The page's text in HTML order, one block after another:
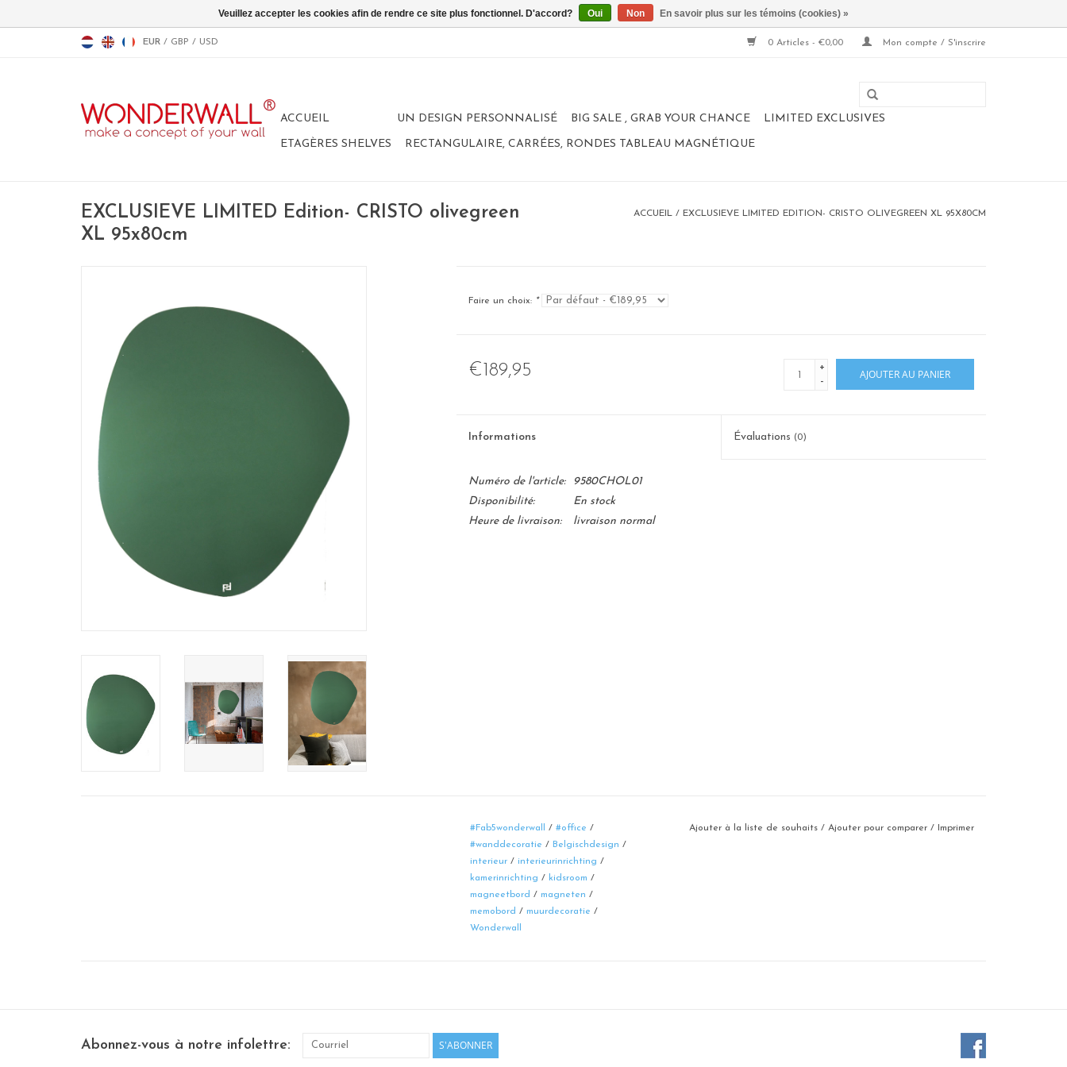
EUR / GBP / USD 0 Articles - €0,00 Mon compte / S'inscrire
ACCUEIL UN DESIGN PERSONNALISÉ BIG SALE , GRAB YOUR CHANCE LIMITED EXCLUSIVES
ETAGÈRES SHELVES RECTANGULAIRE, CARRÉES, RONDES TABLEAU MAGNÉTIQUE
EXCLUSIEVE LIMITED Edition- CRISTO olivegreen
XL 95x80cm
ACCUEIL / EXCLUSIEVE LIMITED EDITION- CRISTO OLIVEGREEN XL 95X80CM
Faire un choix: *
€189,95
+
-
AJOUTER AU PANIER
Informations Évaluations (0)
Numéro de l'article:
9580CHOL01
Disponibilité:
En stock
Heure de livraison:
livraison normal
#Fab5wonderwall / #office /
#wanddecoratie / Belgischdesign /
interieur / interieurinrichting /
kamerinrichting / kidsroom /
magneetbord / magneten /
memobord / muurdecoratie /
Wonderwall
Ajouter à la liste de souhaits/ Ajouter pour comparer / Imprimer
Abonnez-vous à notre infolettre: S'ABONNER
Veuillez accepter les cookies afin de rendre ce site plus fonctionnel. D'accord? Oui Non En savoir plus sur les témoins (cookies) »